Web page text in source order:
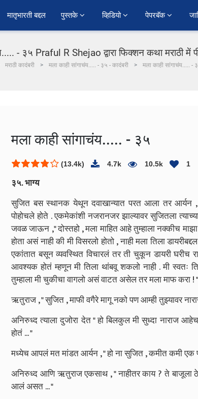
﻿मातृभारती बद्दल पुस्तके व्हिडियो पेपरबॅक
- ३५ Praful R Shejao द्वारा फिक्शन कथा मराठी में
मराठी कादंबरी मला काही सांगाचंय..... - ३५ - कादंबरी मला काही सांगाचंय..... -
मला काही सांगाचंय..... - ३५
(13.4k) 4.7k 10.5k 1
३५. भाग्य
सुजित बस स्थानक येथून दवाखान्यात परत आला तर
पोहोचले होते . एकमेकांशी नजरानजर झाल्यावर सुजितला
जवळ जाऊन ," दोस्तहो , मला माहित आहे तुम्हाला नक्कीच
होता असं नाही की मी विसरलो होतो , नाही मला तिला
एकांतात बसून व्यवस्थित विचारलं तर ती चुकून डायरी घरीच
आवश्यक होतं म्हणून मी तिला थांबवू शकलो नाही . मी
तुम्हाला मी चुकीचा वागलो असं वाटत असेल तर मला माफ करा ! "
ऋतुराज , " सुजित , माफी वगैरे मागू नको पण आम्ही तुझ्यावर
अनिरुध्द त्याला दुजोरा देत " हो बिलकुल मी सुध्दा नाराज
होतं ... "
मध्येच आपलं मत मांडत आर्यन , " हो ना सुजित , कमीत कमी
अनिरुध्द आणि ऋतुराज एकसाथ , " नाहीतर काय ? ते बाजूला
आलं असत ... "